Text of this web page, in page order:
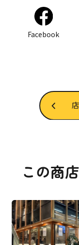
Facebook
この商